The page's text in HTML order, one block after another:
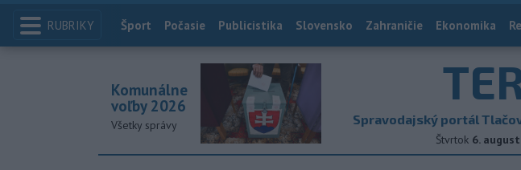
RUBRIKY Index
Šport Počasie Publicistika Slovensko Zahraničie Ekonomika
Spravodajský portál
Štvrtok 6.
Komunálne
voľby 2026
Všetky správy